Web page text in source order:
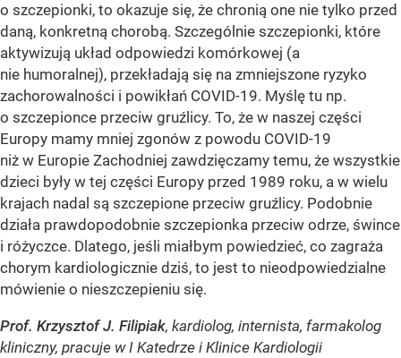
o szczepionki, to okazuje się, że chronią one nie tylko przed
daną, konkretną chorobą. Szczególnie szczepionki, które
aktywizują układ odpowiedzi komórkowej (a
nie humoralnej), przekładają się na zmniejszone ryzyko
zachorowalności i powikłań COVID-19. Myślę tu np.
o szczepionce przeciw gruźlicy. To, że w naszej części
Europy mamy mniej zgonów z powodu COVID-19
niż w Europie Zachodniej zawdzięczamy temu, że wszystkie
dzieci były w tej części Europy przed 1989 roku, a w wielu
krajach nadal są szczepione przeciw gruźlicy. Podobnie
działa prawdopodobnie szczepionka przeciw odrze, śwince
i różyczce. Dlatego, jeśli miałbym powiedzieć, co zagraża
chorym kardiologicznie dziś, to jest to nieodpowiedzialne
mówienie o nieszczepieniu się.
Prof. Krzysztof J. Filipiak, kardiolog, internista, farmakolog
kliniczny, pracuje w I Katedrze i Klinice Kardiologii